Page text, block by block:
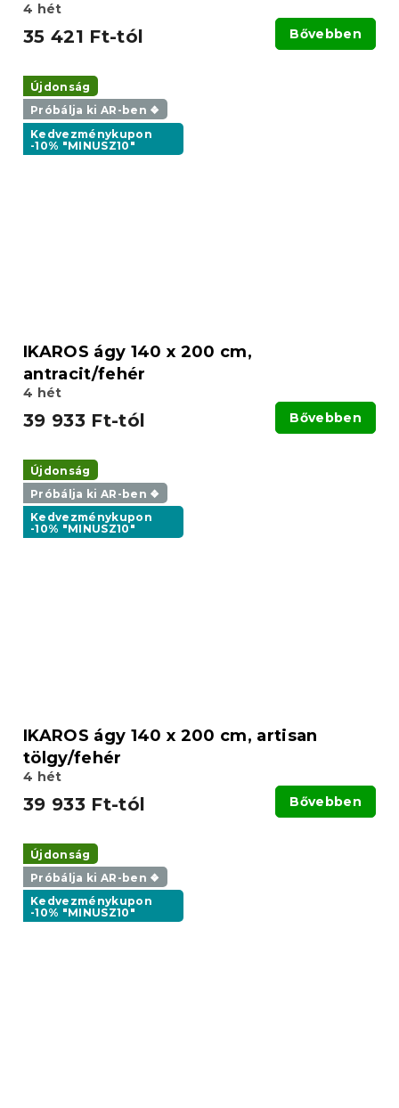
4 hét
35 421 Ft-tól Bővebben
Újdonság
Próbálja ki AR-ben ❖
Kedvezménykupon
-10% "MINUSZ10"
IKAROS ágy 140 x 200 cm,
antracit/fehér
4 hét
39 933 Ft-tól Bővebben
Újdonság
Próbálja ki AR-ben ❖
Kedvezménykupon
-10% "MINUSZ10"
IKAROS ágy 140 x 200 cm, artisan
tölgy/fehér
4 hét
39 933 Ft-tól Bővebben
Újdonság
Próbálja ki AR-ben ❖
Kedvezménykupon
-10% "MINUSZ10"